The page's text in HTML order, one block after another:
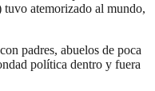
atemorizado al mundo,
padres, abuelos de poca
política dentro y fuera